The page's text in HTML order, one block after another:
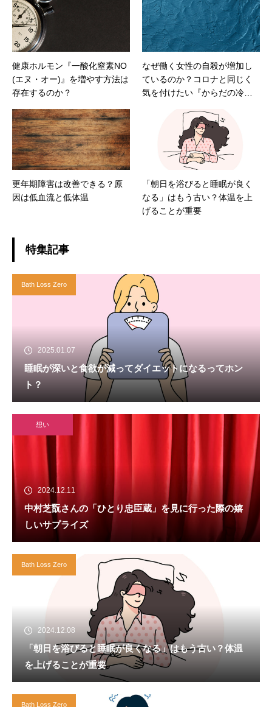
健康ホルモン『一酸化窒素NO
(エヌ・オー)』を増やす方法は
存在するのか？
なぜ働く女性の自殺が増加し
ているのか？コロナと同じく
気を付けたい『からだの冷
更年期障害は改善できる？原
因は低血流と低体温
「朝日を浴びると睡眠が良く
なる」はもう古い？体温を上
げることが重要
特集記事
Bath Loss Zero
2025.01.07
睡眠が深いと食欲が減ってダイエットになるってホン
ト？
想い
2024.12.11
中村芝翫さんの「ひとり忠臣蔵」を見に行った際の嬉
しいサプライズ
Bath Loss Zero
2024.12.08
「朝日を浴びると睡眠が良くなる」はもう古い？体温
を上げることが重要
Bath Loss Zero